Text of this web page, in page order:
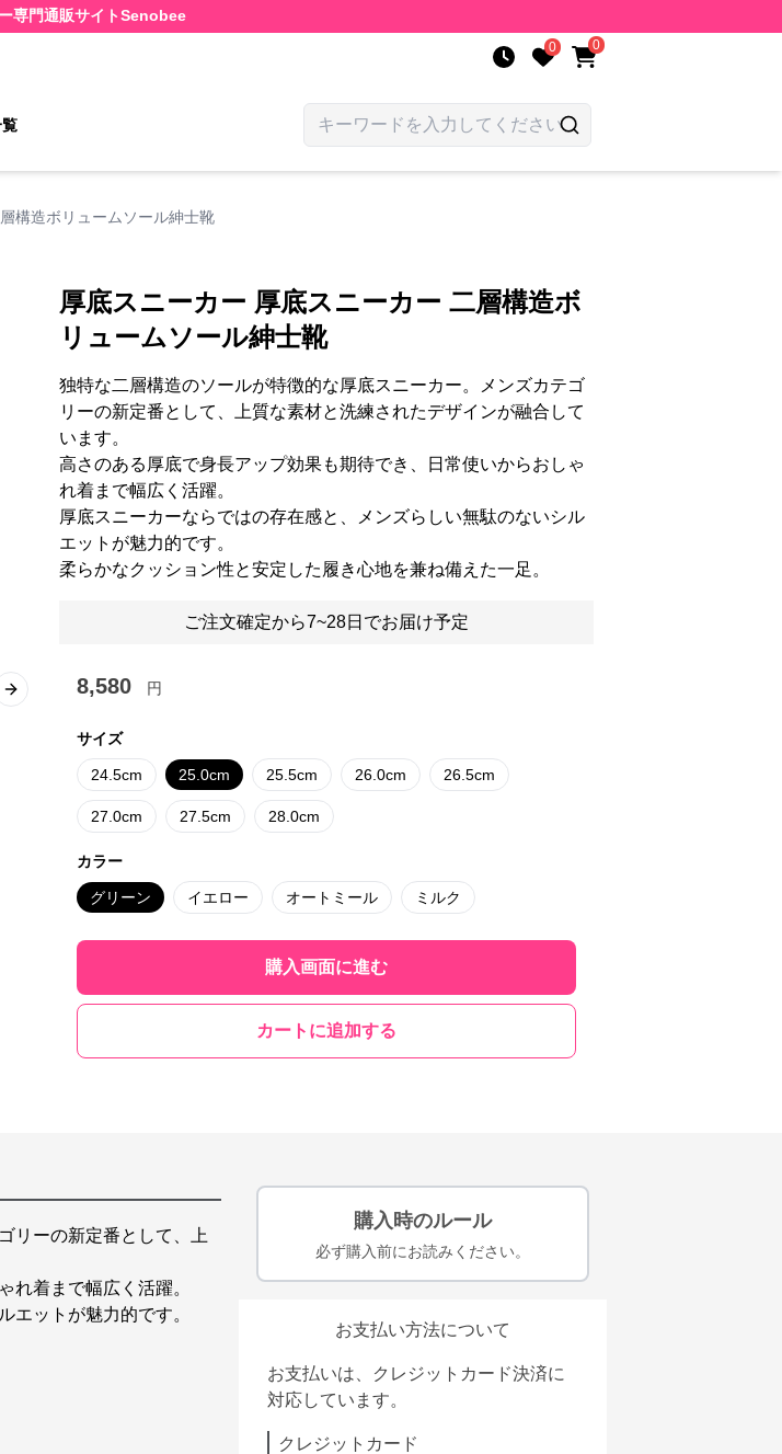
専門通販サイトSenobee
0 0
構造ボリュームソール紳士靴
Next slide
厚底スニーカー 厚底スニーカー 二層構造ボ
リュームソール紳士靴
独特な二層構造のソールが特徴的な厚底スニーカー。メンズカテゴ
リーの新定番として、上質な素材と洗練されたデザインが融合して
います。
高さのある厚底で身長アップ効果も期待でき、日常使いからおしゃ
れ着まで幅広く活躍。
厚底スニーカーならではの存在感と、メンズらしい無駄のないシル
エットが魅力的です。
柔らかなクッション性と安定した履き心地を兼ね備えた一足。
ご注文確定から7~28日でお届け予定
8,580 円
サイズ
24.5cm 25.0cm 25.5cm 26.0cm 26.5cm
27.0cm 27.5cm 28.0cm
カラー
グリーン イエロー オートミール ミルク
購入画面に進む
カートに追加する
リーの新定番として、上
れ着まで幅広く活躍。
エットが魅力的です。
購入時のルール
必ず購入前にお読みください。
お支払い方法について
お支払いは、クレジットカード決済に
対応しています。
クレジットカード